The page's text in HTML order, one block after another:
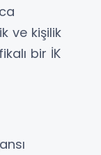
ve kişilik
bir İK